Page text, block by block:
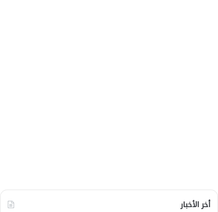
أخر الأخبار